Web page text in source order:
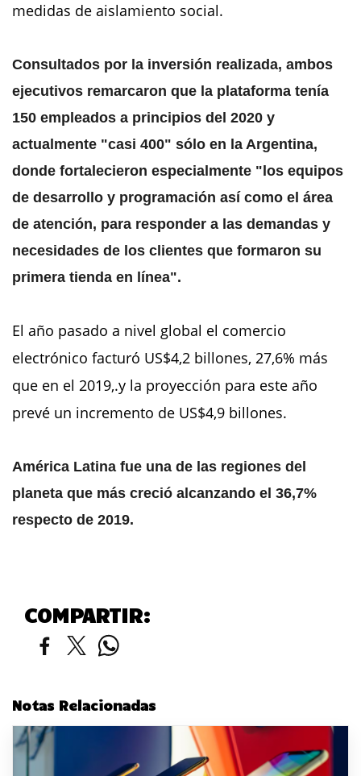
medidas de aislamiento social.
Consultados por la inversión realizada, ambos
ejecutivos remarcaron que la plataforma tenía
150 empleados a principios del 2020 y
actualmente "casi 400" sólo en la Argentina,
donde fortalecieron especialmente "los equipos
de desarrollo y programación así como el área
de atención, para responder a las demandas y
necesidades de los clientes que formaron su
primera tienda en línea".
El año pasado a nivel global el comercio
electrónico facturó US$4,2 billones, 27,6% más
que en el 2019,.y la proyección para este año
prevé un incremento de US$4,9 billones.
América Latina fue una de las regiones del
planeta que más creció alcanzando el 36,7%
respecto de 2019.
COMPARTIR:
Notas Relacionadas